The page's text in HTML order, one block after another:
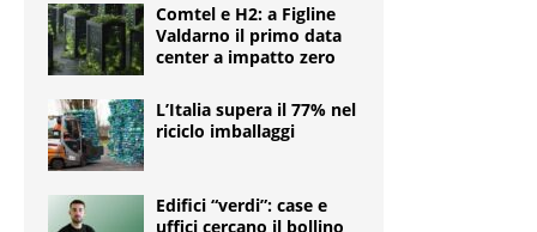
Comtel e H2: a Figline
Valdarno il primo data
center a impatto zero
L’Italia supera il 77% nel
riciclo imballaggi
Edifici “verdi”: case e
uffici cercano il bollino